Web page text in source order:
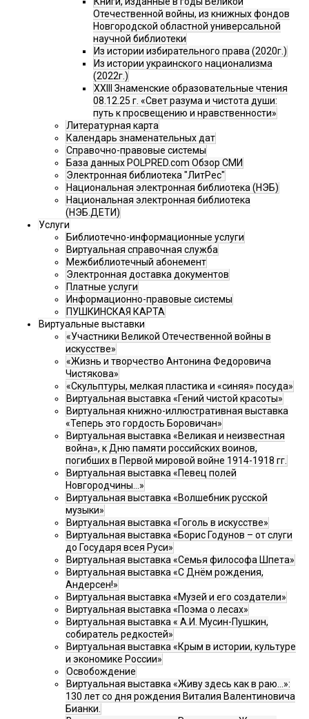
Отечественной войны, из книжных фондов
Новгородской областной универсальной
научной библиотеки
Из истории избирательного права (2020г.)
Из истории украинского национализма
(2022г.)
XXIII Знаменские образовательные чтения
08.12.25 г. «Свет разума и чистота души:
путь к просвещению и нравственности»
Литературная карта
Календарь знаменательных дат
Справочно-правовые системы
База данных POLPRED.com Обзор СМИ
Электронная библиотека "ЛитРес"
Национальная электронная библиотека (НЭБ)
Национальная электронная библиотека
(НЭБ.ДЕТИ)
Услуги
Библиотечно-информационные услуги
Виртуальная справочная служба
Межбиблиотечный абонемент
Электронная доставка документов
Платные услуги
Информационно-правовые системы
ПУШКИНСКАЯ КАРТА
Виртуальные выставки
«Участники Великой Отечественной войны в
искусстве»
«Жизнь и творчество Антонина Федоровича
Чистякова»
«Скульптуры, мелкая пластика и «синяя» посуда»
Виртуальная выставка «Гений чистой красоты»
Виртуальная книжно-иллюстративная выставка
«Теперь это гордость Боровичан»
Виртуальная выставка «Великая и неизвестная
война», к Дню памяти российских воинов,
погибших в Первой мировой войне 1914-1918 гг.
Виртуальная выставка «Певец полей
Новгородчины…»
Виртуальная выставка «Волшебник русской
музыки»
Виртуальная выставка «Гоголь в искусстве»
Виртуальная выставка «Борис Годунов – от слуги
до Государя всея Руси»
Виртуальная выставка «Семья философа Шпета»
Виртуальная выставка «С Днём рождения,
Андерсен!»
Виртуальная выставка «Музей и его создатели»
Виртуальная выставка «Поэма о лесах»
Виртуальная выставка « А.И. Мусин-Пушкин,
собиратель редкостей»
Виртуальная выставка «Крым в истории, культуре
и экономике России»
Освобождение
Виртуальная выставка «Живу здесь как в раю…»:
130 лет со дня рождения Виталия Валентиновича
Бианки.